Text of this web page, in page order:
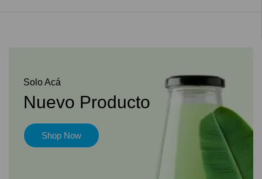
Solo Acá
Nuevo Producto
Shop Now